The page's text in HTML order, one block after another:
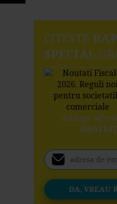
CITESTE
SPECIAL
Adauga